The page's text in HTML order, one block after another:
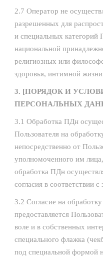
2.7 Оператор не
разрешенных для
и специальных
национальной
религиозных или
здоровья, интимной
3. [ПОРЯДОК И
ПЕРСОНАЛЬНЫХ
3.1 Обработка ПДн
Пользователя на
непосредственно от
уполномоченного им
обработка ПДн
согласия в соответствии
3.2 Согласие на
предоставляется
воле и в собственных
специального флажка
под специальной формой